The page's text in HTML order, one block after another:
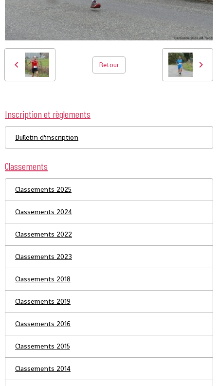
Retour
Inscription et règlements
Bulletin d'inscription
Classements
Classements 2025
Classements 2024
Classements 2022
Classements 2023
Classements 2018
Classements 2019
Classements 2016
Classements 2015
Classements 2014